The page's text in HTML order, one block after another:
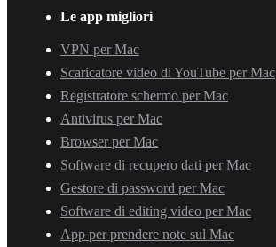
Le app migliori
VPN per Mac
Scaricatore video di YouTube per Mac
Registratore schermo per Mac
Antivirus per Mac
Browser per Mac
Software di recupero dati per Mac
Gestore di password per Mac
Software di editing video per Mac
App per prendere note sul Mac